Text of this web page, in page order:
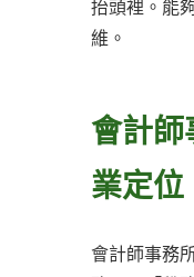
抬頭裡。能
維。
會計師
業定位
會計師事務